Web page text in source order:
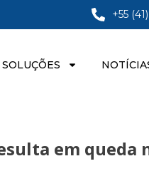
+55
SOLUÇÕES
em queda